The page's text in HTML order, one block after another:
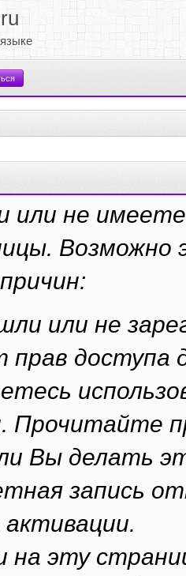
или не
Возможно
или не
прав
Прочитайте
Вы делать
запись
на эту